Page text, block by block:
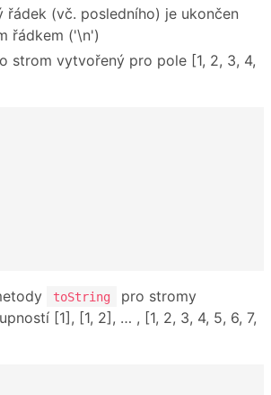
řádek (vč. posledního) je ukončen
řádkem ('\n')
strom vytvořený pro pole [1, 2, 3, 4,
toString
pro stromy
[1], [1, 2], … , [1, 2, 3, 4, 5, 6, 7,